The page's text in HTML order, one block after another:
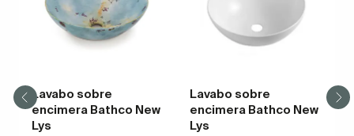
Lavabo sobre
encimera Bathco New
Lys
Lavabo sobre
encimera Bathco New
Lys